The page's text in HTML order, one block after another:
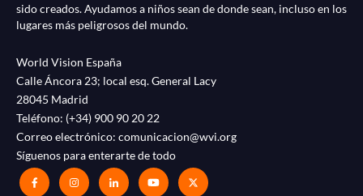
sido creados. Ayudamos a niños sean de donde sean, incluso en los
lugares más peligrosos del mundo.
World Vision España
Calle Áncora 23; local esq. General Lacy
28045 Madrid
Teléfono: (+34) 900 90 20 22
Correo electrónico: comunicacion@wvi.org
Síguenos para enterarte de todo